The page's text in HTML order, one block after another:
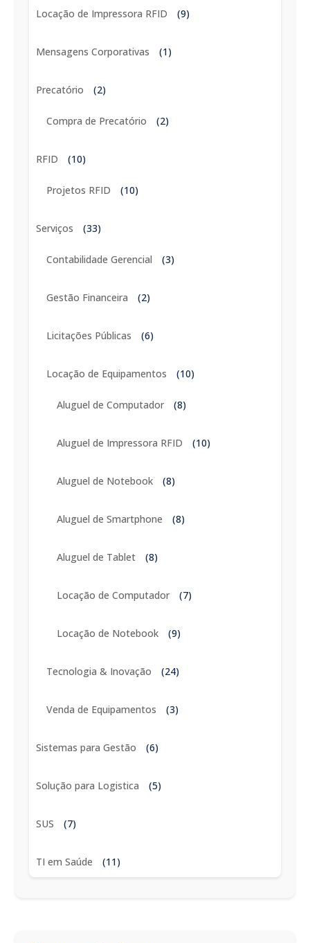
Locação de Impressora RFID (9)
Mensagens Corporativas (1)
Precatório (2)
Compra de Precatório (2)
RFID (10)
Projetos RFID (10)
Serviços (33)
Contabilidade Gerencial (3)
Gestão Financeira (2)
Licitações Públicas (6)
Locação de Equipamentos (10)
Aluguel de Computador (8)
Aluguel de Impressora RFID (10)
Aluguel de Notebook (8)
Aluguel de Smartphone (8)
Aluguel de Tablet (8)
Locação de Computador (7)
Locação de Notebook (9)
Tecnologia & Inovação (24)
Venda de Equipamentos (3)
Sistemas para Gestão (6)
Solução para Logistica (5)
SUS (7)
TI em Saúde (11)